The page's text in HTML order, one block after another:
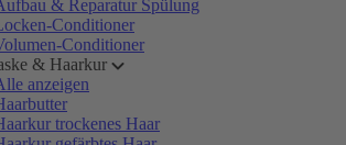
& Reparatur Spülung
Conditioner
Conditioner
& Haarkur
anzeigen
trockenes Haar